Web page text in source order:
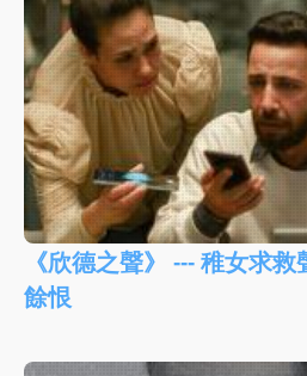
《欣德之聲》 --- 稚女求
餘恨